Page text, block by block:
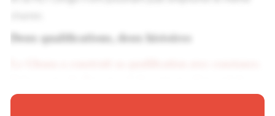
Deux qualifications, deux histoires
prestige contre l’Angleterre (0-0), les hommes de